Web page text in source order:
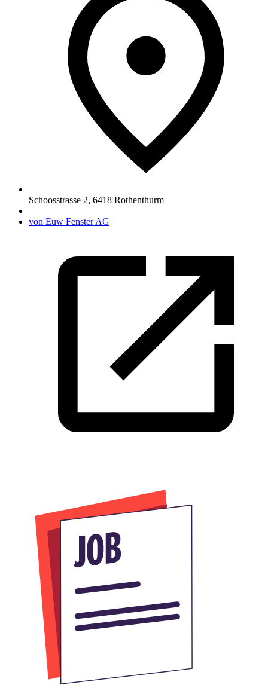
Schoosstrasse 2, 6418 Rothenthurm
von Euw Fenster AG